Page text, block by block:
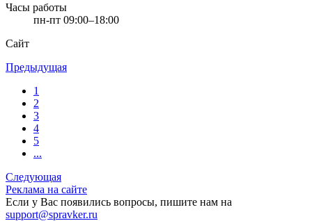
Часы работы
пн-пт 09:00–18:00
Сайт
Предыдущая
1
2
3
4
5
...
Следующая
Реклама на сайте
Если у Вас появились вопросы, пишите нам на
support@spravker.ru